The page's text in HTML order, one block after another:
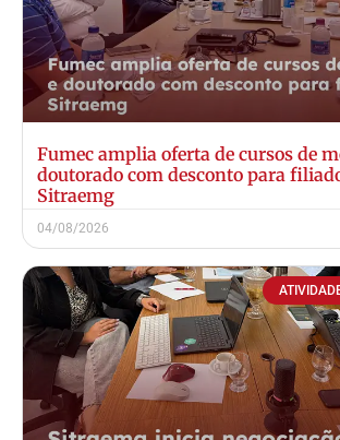
Fumec amplia oferta de cursos de
doutorado com desconto para
Sitraemg
04/08/2026